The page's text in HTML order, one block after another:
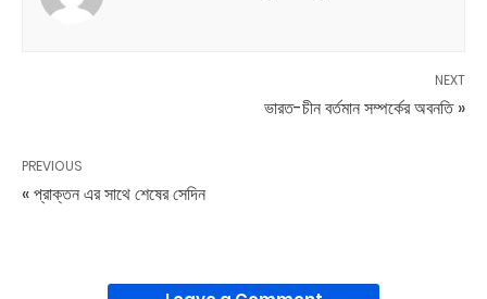
NEXT
ভারত-চীন বর্তমান সম্পর্কের অবনতি »
PREVIOUS
« প্রাক্তন এর সাথে শেষের সেদিন